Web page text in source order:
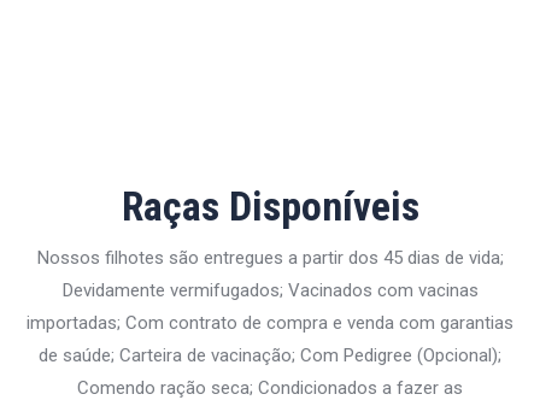
Raças Disponíveis
Nossos filhotes são entregues a partir dos 45 dias de vida;
Devidamente vermifugados; Vacinados com vacinas
importadas; Com contrato de compra e venda com garantias
de saúde; Carteira de vacinação; Com Pedigree (Opcional);
Comendo ração seca; Condicionados a fazer as